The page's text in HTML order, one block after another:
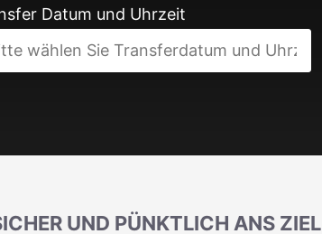
Datum und Uhrzeit
UND PÜNKTLICH ANS ZIEL